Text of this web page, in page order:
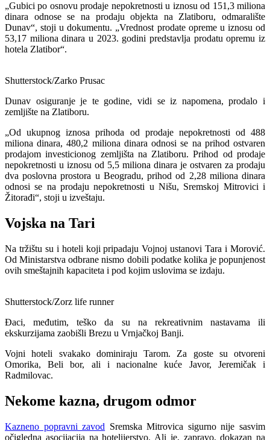
„Gubici po osnovu prodaje nepokretnosti u iznosu od 151,3 miliona
dinara odnose se na prodaju objekta na Zlatiboru, odmaralište
Dunav“, stoji u dokumentu. „Vrednost prodate opreme u iznosu od
53,17 miliona dinara u 2023. godini predstavlja prodatu opremu iz
hotela Zlatibor“.
Shutterstock/Zarko Prusac
Dunav osiguranje je te godine, vidi se iz napomena, prodalo i
zemljište na Zlatiboru.
„Od ukupnog iznosa prihoda od prodaje nepokretnosti od 488
miliona dinara, 480,2 miliona dinara odnosi se na prihod ostvaren
prodajom investicionog zemljišta na Zlatiboru. Prihod od prodaje
nepokretnosti u iznosu od 5,5 miliona dinara je ostvaren za prodaju
dva poslovna prostora u Beogradu, prihod od 2,28 miliona dinara
odnosi se na prodaju nepokretnosti u Nišu, Sremskoj Mitrovici i
Žitorađi“, stoji u izveštaju.
Vojska na Tari
Na tržištu su i hoteli koji pripadaju Vojnoj ustanovi Tara i Morović.
Od Ministarstva odbrane nismo dobili podatke kolika je popunjenost
ovih smeštajnih kapaciteta i pod kojim uslovima se izdaju.
Shutterstock/Zorz life runner
Đaci, međutim, teško da su na rekreativnim nastavama ili
ekskurzijama zaobišli Brezu u Vrnjačkoj Banji.
Vojni hoteli svakako dominiraju Tarom. Za goste su otvoreni
Omorika, Beli bor, ali i nacionalne kuće Javor, Jeremičak i
Radmilovac.
Nekome kazna, drugom odmor
Kazneno popravni zavod Sremska Mitrovica sigurno nije sasvim
očigledna asocijacija na hotelijerstvo. Ali je, zapravo, dokazan na